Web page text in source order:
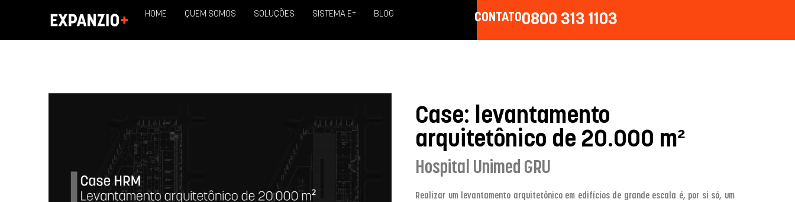
HOME QUEM SOMOS SOLUÇÕES SISTEMA E+ BLOG CONTATO0800 313 1103
Case: levantamento
arquitetônico de 20.000 m²
Hospital Unimed GRU
Realizar um levantamento arquitetônico em edifícios de grande escala é, por si só, um